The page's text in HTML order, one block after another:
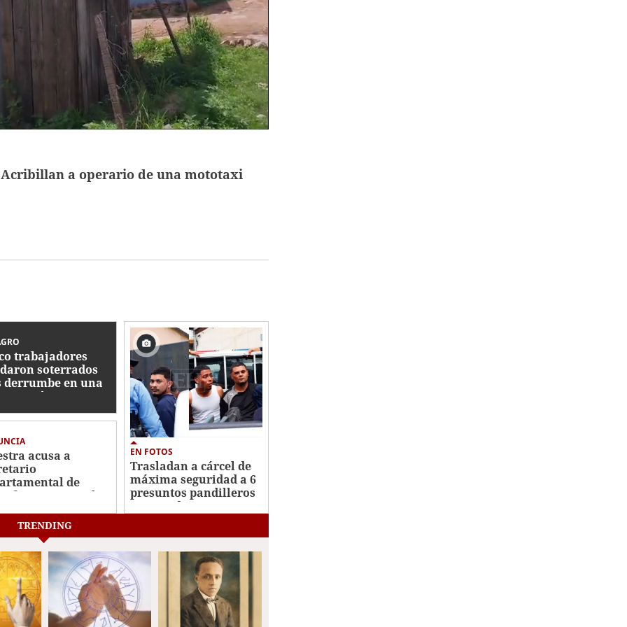
a operario de una mototaxi
trabajadores
soterrados
derrumbe en una
en
acusa a
de
favores sexuales
EN FOTOS
Trasladan a cárcel de
máxima seguridad a 6
presuntos pandilleros
capturados en San
TRENDING